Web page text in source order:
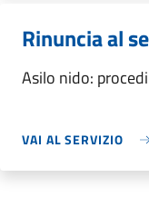
Rinuncia al
Asilo nido:
VAI AL SERVIZIO